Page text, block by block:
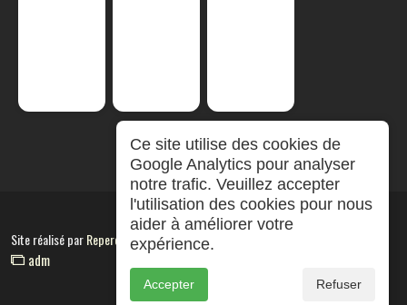
Site réalisé parRepereCom
adm
Ce site utilise des cookies de
Google Analytics pour analyser
notre trafic. Veuillez accepter
l'utilisation des cookies pour nous
aider à améliorer votre
expérience.
Accepter Refuser